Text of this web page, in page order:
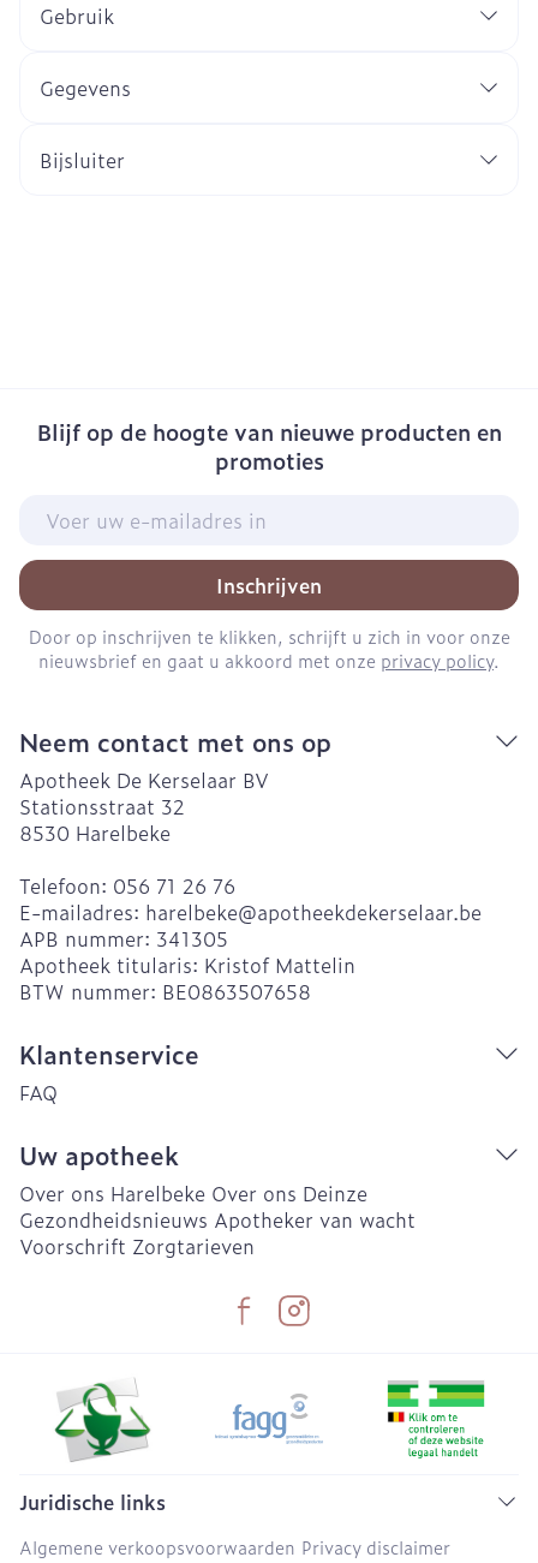
Gebruik
Gegevens
Bijsluiter
Blijf op de hoogte van nieuwe producten en
promoties
Inschrijven
Door op inschrijven te klikken, schrijft u zich in voor onze
nieuwsbrief en gaat u akkoord met onze privacy policy.
Neem contact met ons op
Apotheek De Kerselaar BV
Stationsstraat 32
8530 Harelbeke
Telefoon: 056 71 26 76
E-mailadres: harelbeke@apotheekdekerselaar.be
APB nummer: 341305
Apotheek titularis: Kristof Mattelin
BTW nummer: BE0863507658
Klantenservice
FAQ
Uw apotheek
Over ons Harelbeke Over ons Deinze
Gezondheidsnieuws Apotheker van wacht
Voorschrift Zorgtarieven
Juridische links
Algemene verkoopsvoorwaarden Privacy disclaimer